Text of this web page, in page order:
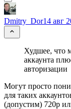
Dmitry_Dor14 авг
Худшее, что
аккаунта
авторизации
Могут просто
для таких
(допустим) 720p